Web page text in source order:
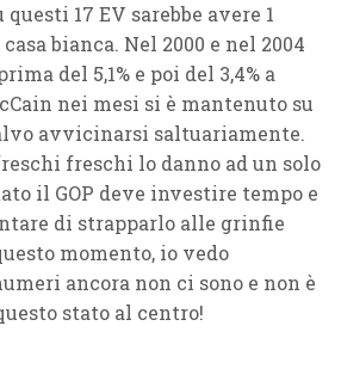
17 EV sarebbe avere 1
bianca. Nel 2000 e nel 2004
del 5,1% e poi del 3,4% a
nei mesi si è mantenuto su
avvicinarsi saltuariamente.
freschi lo danno ad un solo
il GOP deve investire tempo e
di strapparlo alle grinfie
momento, io vedo
ancora non ci sono e non è
stato al centro!